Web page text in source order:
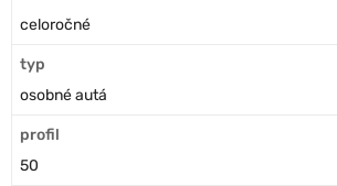
celoročné
typ
osobné autá
profil
50